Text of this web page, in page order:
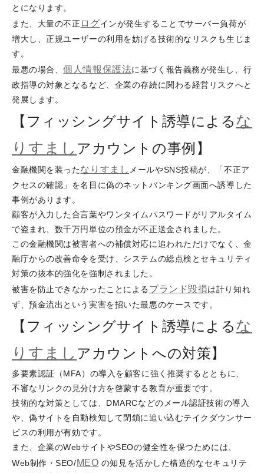
とになります。
また、大量の不正 ログインが発生することでサーバー負荷が
増大し、正規ユーザーの利用を妨げる技術的なリスクも生じま
す。
最悪の場合、個人情報保護法に基づく報告義務が発生し、行
政指導の対象となるなど、企業の存続に関わる経営リスクへと
発展します。
【フィッシングサイト誘導によるな
りすまし アカウントの事例】
金融機関を装ったなりすまし メールやSNS投稿が、「不正ア
クセスの確認」を名目に偽のネットバンキング画面へ誘導した
事例があります。
顧客が入力した合言葉やワンタイムパスワードがリアルタイム
で盗まれ、数千万円単位の預金が不正送金されました。
この金融機関は被害者への補償対応に追われただけでなく、金
融庁からの改善命令を受け、システムの総点検とセキュリティ
対策の抜本的強化を強制されました。
被害を防止できなかったことによる ブランド毀損は計り知れ
ず、預金流出という実害を招いた最悪のケースです。
【フィッシングサイト誘導によるな
りすまし アカウントへの対策】
多要素認証（MFA）の導入を顧客に強く推奨するとともに、
不審なリンクの見分け方を啓蒙する教育が重要です。
技術的な対策としては、DMARCなどのメール認証技術の導入
や、偽サイトを自動検知して閉鎖に追い込むテイクダウンサー
ビスの利用が有効です。
また、企業のWebサイトやSEOの健全性を保つためには、
Web制作・SEO/MEO の知見を活かした構造的なセキュリテ